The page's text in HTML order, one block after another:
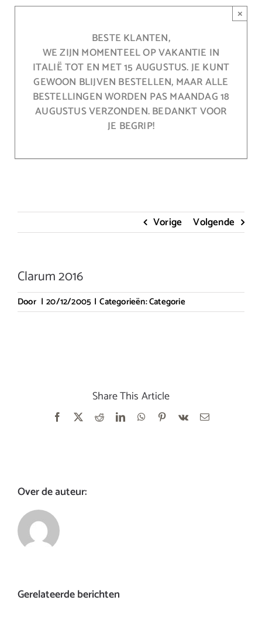
BESTE KLANTEN,
WE ZIJN MOMENTEEL OP VAKANTIE IN
ITALIË TOT EN MET 15 AUGUSTUS. JE KUNT
GEWOON BLIJVEN BESTELLEN, MAAR ALLE
BESTELLINGEN WORDEN PAS MAANDAG 18
AUGUSTUS VERZONDEN. BEDANKT VOOR
JE BEGRIP!
×
Vorige Volgende
Clarum 2016
Door | 20/12/2005 | Categorieën:Categorie
Share This Article
Facebook RedditLinkedInWhatsApp
Pinterest
Vk
E-
Over de auteur:
Gerelateerde berichten